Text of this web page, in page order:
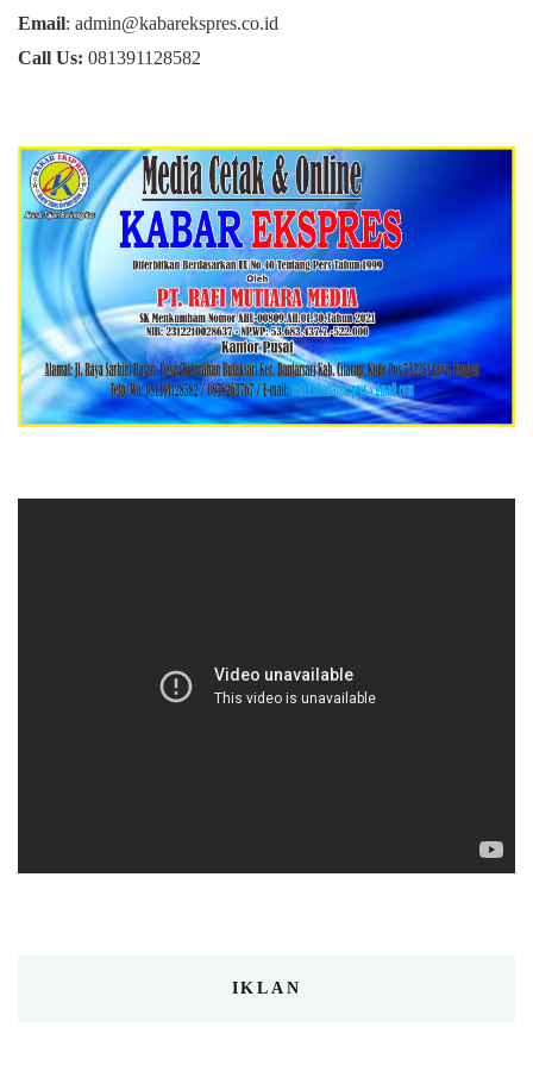
Email: admin@kabarekspres.co.id
Call Us: 081391128582
IKLAN